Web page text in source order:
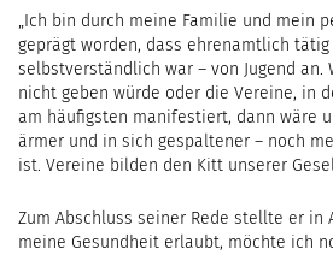
„Ich bin durch meine Familie und mein
geprägt worden, dass ehrenamtlich
selbstverständlich war – von Jugend an.
nicht geben würde oder die Vereine, in
am häufigsten manifestiert, dann wäre
ärmer und in sich gespaltener – noch
ist. Vereine bilden den Kitt unserer
Zum Abschluss seiner Rede stellte er in
meine Gesundheit erlaubt, möchte ich